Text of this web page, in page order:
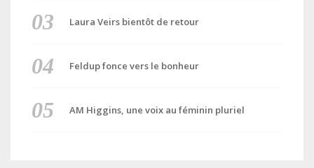
Laura Veirs bientôt de retour
Feldup fonce vers le bonheur
AM Higgins, une voix au féminin pluriel